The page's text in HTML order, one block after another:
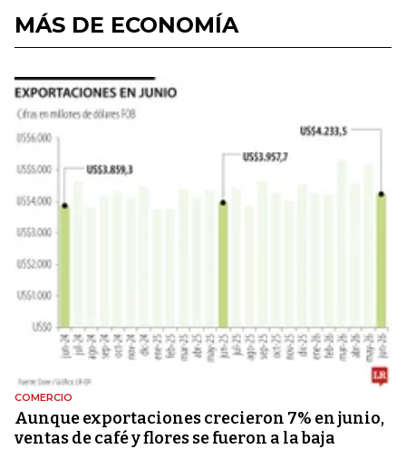
MÁS DE ECONOMÍA
COMERCIO
Aunque exportaciones crecieron 7% en junio,
ventas de café y flores se fueron a la baja